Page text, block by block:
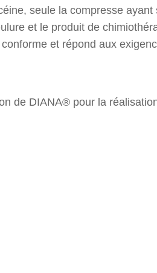
seule la compresse
et le produit de
et répond aux
de DIANA® pour la